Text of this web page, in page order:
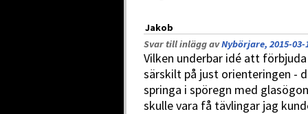
Jakob
Svar till inlägg avNybörjare, 2015-03-
Vilken underbar idé att
särskilt på just orienteringen -
springa i spöregn med
skulle vara få tävlingar jag